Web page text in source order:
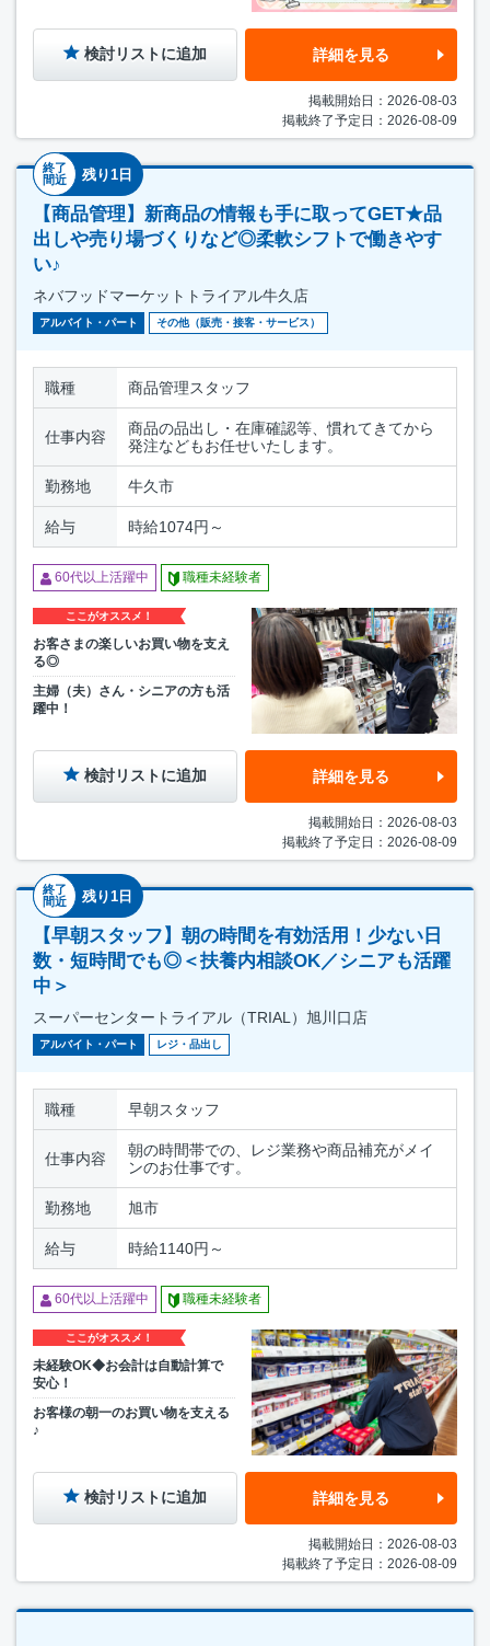
検討リストに追加 詳細を見る
掲載開始日：2026-08-03
掲載終了予定日：2026-08-09
終了
間近
残り1日
【商品管理】新商品の情報も手に取ってGET★品
出しや売り場づくりなど◎柔軟シフトで働きやす
い♪
ネバフッドマーケットトライアル牛久店
アルバイト・パート その他（販売・接客・サービス）
職種 商品管理スタッフ
仕事内容
商品の品出し・在庫確認等、慣れてきてから
発注などもお任せいたします。
勤務地 牛久市
給与 時給1074円～
60代以上活躍中 職種未経験者
ここがオススメ！
お客さまの楽しいお買い物を支え
る◎
主婦（夫）さん・シニアの方も活
躍中！
検討リストに追加 詳細を見る
掲載開始日：2026-08-03
掲載終了予定日：2026-08-09
終了
間近
残り1日
【早朝スタッフ】朝の時間を有効活用！少ない日
数・短時間でも◎＜扶養内相談OK／シニアも活躍
中＞
スーパーセンタートライアル（TRIAL）旭川口店
アルバイト・パート レジ・品出し
職種 早朝スタッフ
仕事内容
朝の時間帯での、レジ業務や商品補充がメイ
ンのお仕事です。
勤務地 旭市
給与 時給1140円～
60代以上活躍中 職種未経験者
ここがオススメ！
未経験OK◆お会計は自動計算で
安心！
お客様の朝一のお買い物を支える
♪
検討リストに追加 詳細を見る
掲載開始日：2026-08-03
掲載終了予定日：2026-08-09